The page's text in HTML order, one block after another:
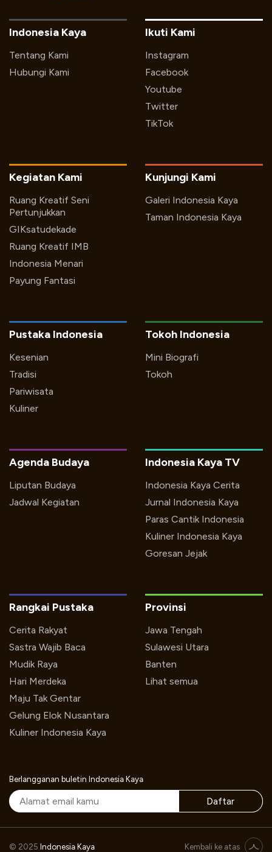
Indonesia Kaya
Tentang Kami
Hubungi Kami
Ikuti Kami
Instagram
Facebook
Youtube
Twitter
TikTok
Kegiatan Kami
Ruang Kreatif Seni
Pertunjukkan
GIKsatudekade
Ruang Kreatif IMB
Indonesia Menari
Payung Fantasi
Kunjungi Kami
Galeri Indonesia Kaya
Taman Indonesia Kaya
Pustaka Indonesia
Kesenian
Tradisi
Pariwisata
Kuliner
Tokoh Indonesia
Mini Biografi
Tokoh
Indonesia Kaya TV
Indonesia Kaya Cerita
Jurnal Indonesia Kaya
Paras Cantik Indonesia
Kuliner Indonesia Kaya
Goresan Jejak
Agenda Budaya
Liputan Budaya
Jadwal Kegiatan
Rangkai Pustaka
Cerita Rakyat
Sastra Wajib Baca
Mudik Raya
Hari Merdeka
Maju Tak Gentar
Gelung Elok Nusantara
Kuliner Indonesia Kaya
Provinsi
Jawa Tengah
Sulawesi Utara
Banten
Lihat semua
Berlangganan buletin Indonesia Kaya
Daftar
© 2025 Indonesia Kaya Kembali ke atas